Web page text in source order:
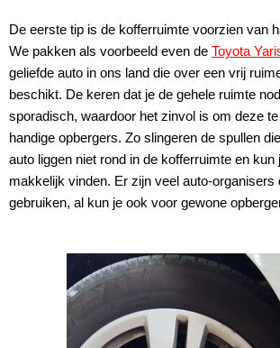
De eerste tip is de kofferruimte voorzien van
We pakken als voorbeeld even de Toyota
geliefde auto in ons land die over een vrij
beschikt. De keren dat je de gehele ruimte
sporadisch, waardoor het zinvol is om deze
handige opbergers. Zo slingeren de spullen
auto liggen niet rond in de kofferruimte en kun
makkelijk vinden. Er zijn veel auto-organisers
gebruiken, al kun je ook voor gewone